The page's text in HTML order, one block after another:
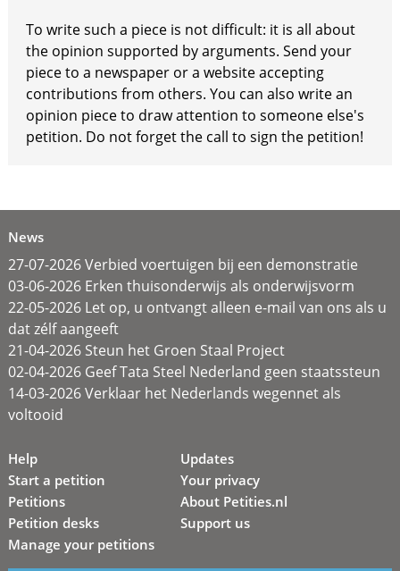
To write such a piece is not difficult: it is all about
the opinion supported by arguments. Send your
piece to a newspaper or a website accepting
contributions from others. You can also write an
opinion piece to draw attention to someone else's
petition. Do not forget the call to sign the petition!
News
27-07-2026 Verbied voertuigen bij een demonstratie
03-06-2026 Erken thuisonderwijs als onderwijsvorm
22-05-2026 Let op, u ontvangt alleen e-mail van ons als u
dat zélf aangeeft
21-04-2026 Steun het Groen Staal Project
02-04-2026 Geef Tata Steel Nederland geen staatssteun
14-03-2026 Verklaar het Nederlands wegennet als
voltooid
Help
Start a petition
Petitions
Petition desks
Manage your petitions
Updates
Your privacy
About Petities.nl
Support us